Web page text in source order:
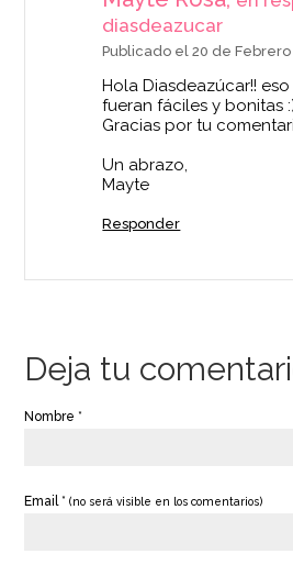
diasdeazucar
Publicado el 20 de Febrero
Hola Diasdeazúcar!!
fueran fáciles y bonitas
Gracias por tu
Un abrazo,
Mayte
Responder
Deja tu
Nombre *
Email *(no será visible en los comentarios)